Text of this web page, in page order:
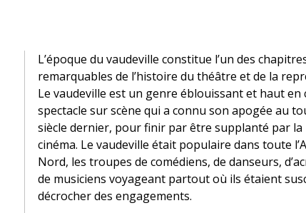
L’époque du vaudeville constitue l’un des
remarquables de l’histoire du théâtre et de la
Le vaudeville est un genre éblouissant et haut en
spectacle sur scène qui a connu son apogée au
siècle dernier, pour finir par être supplanté par la
cinéma. Le vaudeville était populaire dans toute
Nord, les troupes de comédiens, de danseurs,
de musiciens voyageant partout où ils étaient
décrocher des engagements.